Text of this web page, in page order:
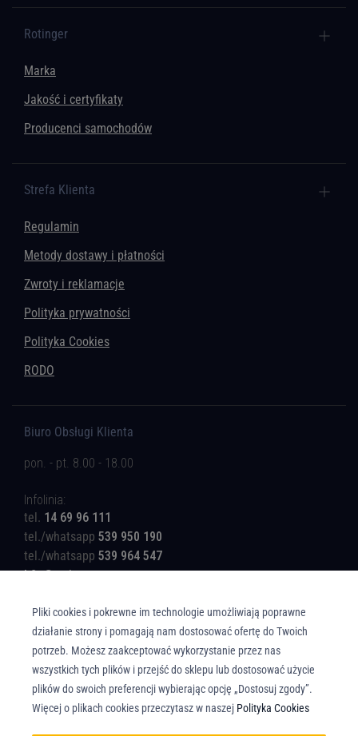
Rotinger
Marka
Jakość i certyfikaty
Producenci samochodów
Strefa Klienta
Regulamin
Metody dostawy i płatności
Zwroty i reklamacje
Polityka prywatności
Polityka Cookies
RODO
Biuro Obsługi Klienta
pon. - pt. 8.00 - 18.00
Infolinia:
tel. 14 69 96 111
tel./whatsapp 539 950 190
tel./whatsapp 539 964 547
b2c@rotinger.com
Copyright © Union Parts Sp. z o.o. - Wszelkie prawa zastrzeżone. All rights
reserved.
Pliki cookies i pokrewne im technologie umożliwiają poprawne
działanie strony i pomagają nam dostosować ofertę do Twoich
potrzeb. Możesz zaakceptować wykorzystanie przez nas
wszystkich tych plików i przejść do sklepu lub dostosować użycie
plików do swoich preferencji wybierając opcję „Dostosuj zgody”.
Więcej o plikach cookies przeczytasz w naszej Polityka Cookies